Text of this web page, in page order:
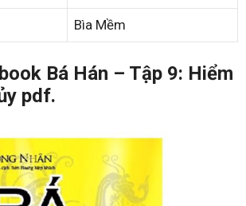
Bìa Mềm
Bá Hán – Tập 9: Hiểm
pdf.